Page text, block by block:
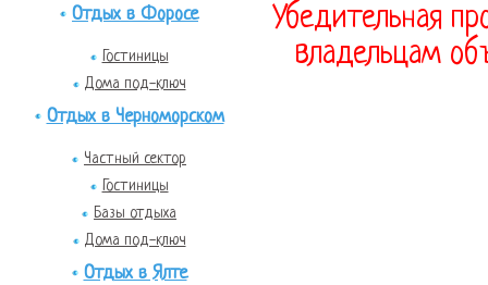
Отдых в Форосе
Гостиницы
Дома под-ключ
Отдых в Черноморском
Частный сектор
Гостиницы
Базы отдыха
Дома под-ключ
Отдых в Ялте
Убедительная
владельцам